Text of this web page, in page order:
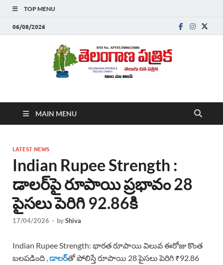
TOP MENU
06/08/2026
Telanganapatrika
,Latest Telangana News, Rajanna Sircilla News, Telangana
Breaking News, Telugu Newspaper Online, Today Telugu News,
తెలుగు వార్తలు , బ్రేకింగ్ న్యూస్ తెలుగులో , తెలంగాణ లో తాజా అప్‌డేట్స్ ,
తెలుగు న్యూస్ పేపర్
MAIN MENU
LATEST NEWS
Indian Rupee Strength :
డాలర్‌పై రూపాయి ప్రభావం 28
పైసలు పెరిగి 92.86కి
17/04/2026 - byShiva
Indian Rupee Strength: భారత రూపాయి విలువ ఈరోజు కొంత
బలపడింది ,డాలర్‌తో పోలిస్తే రూపాయి 28 పైసలు పెరిగి ₹92.86